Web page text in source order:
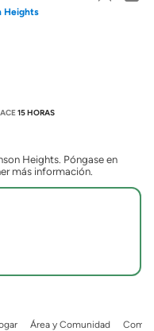
Heights
15 HORAS
Heights. Póngase en
más información.
Área y Comunidad